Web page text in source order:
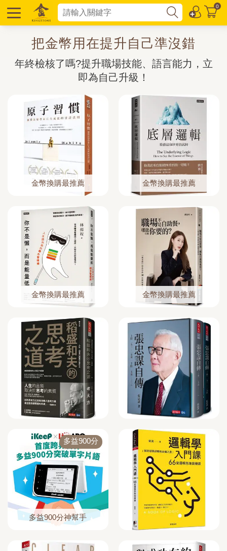
0
把金幣用在提升自己準沒錯
年終檢核了嗎?提升職場技能、語言能力，立
即為自己升級！
金幣換購最推薦 金幣換購最推薦
金幣換購最推薦 金幣換購最推薦
多益900分
多益900分神幫手